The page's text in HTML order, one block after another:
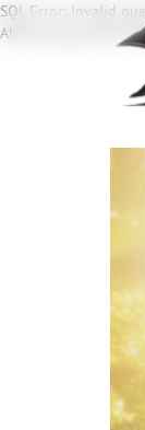
SQL Error: Invalid
AND buyType NOT